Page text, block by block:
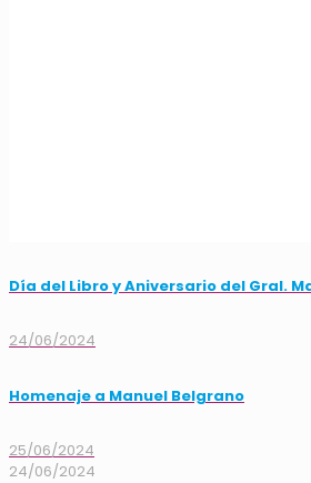
Día del Libro y Aniversario del Gral.
24/06/2024
Homenaje a Manuel Belgrano
25/06/2024
24/06/2024